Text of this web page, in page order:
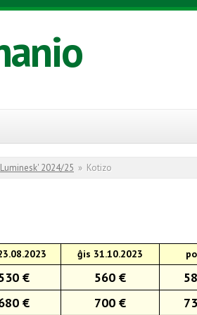
Luminesk' 2024/25 » Kotizo
ĝis 31.10.2023
€ 560 €
€ 700 €